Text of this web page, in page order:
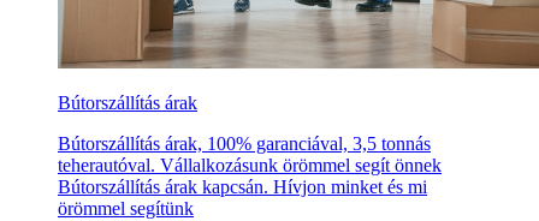
Bútorszállítás árak
Bútorszállítás árak, 100% garanciával, 3,5 tonnás
teherautóval. Vállalkozásunk örömmel segít önnek
Bútorszállítás árak kapcsán. Hívjon minket és mi
örömmel segítünk